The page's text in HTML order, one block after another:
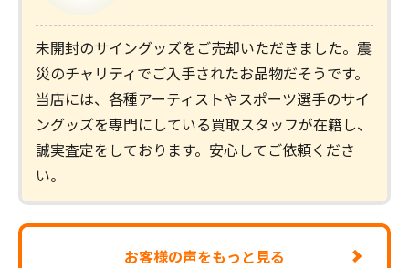
未開封のサイングッズをご売却いただきました。震
災のチャリティでご入手されたお品物だそうです。
当店には、各種アーティストやスポーツ選手のサイ
ングッズを専門にしている買取スタッフが在籍し、
誠実査定をしております。安心してご依頼くださ
い。
お客様の声をもっと見る